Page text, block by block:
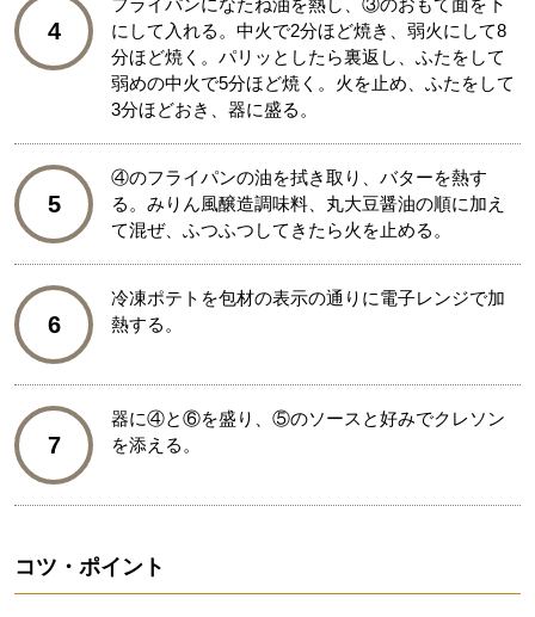
4
にして入れる。中火で2分ほど焼き、弱火にして8
分ほど焼く。パリッとしたら裏返し、ふたをして
弱めの中火で5分ほど焼く。火を止め、ふたをして
3分ほどおき、器に盛る。
5
④のフライパンの油を拭き取り、バターを熱す
る。みりん風醸造調味料、丸大豆醤油の順に加え
て混ぜ、ふつふつしてきたら火を止める。
6
冷凍ポテトを包材の表示の通りに電子レンジで加
熱する。
7
器に④と⑥を盛り、⑤のソースと好みでクレソン
を添える。
コツ・ポイント